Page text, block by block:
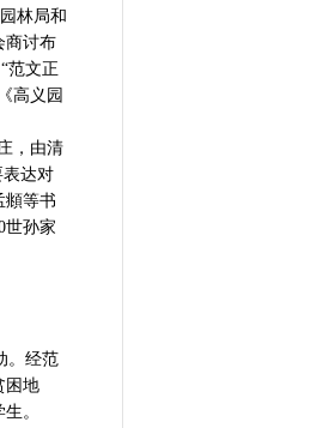
林局和
商讨布
范文正
高义园
，由清
表达对
頫等书
世孙家
。经范
困地
。